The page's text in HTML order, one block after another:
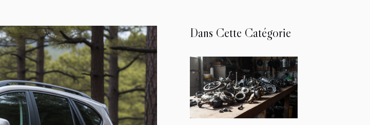
Dans Cette Catégorie